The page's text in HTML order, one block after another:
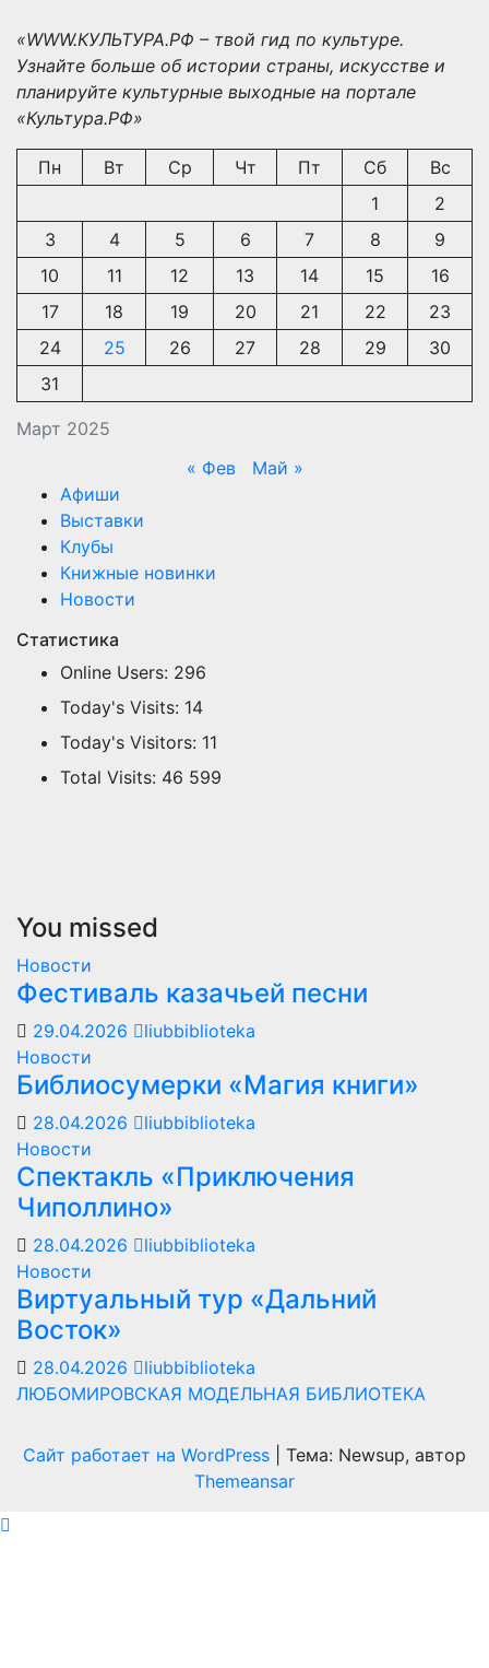
«WWW.КУЛЬТУРА.РФ – твой гид по культуре.
Узнайте больше об истории страны, искусстве и
планируйте культурные выходные на портале
«Культура.РФ»
Март 2025
Пн Вт Ср Чт Пт Сб
Вс
1
2
3
4 5 6 7 8
9
10
11 12 13 14 15
16
17
18 19 20 21 22
23
24
25 26 27 28 29
30
31
« Фев
Май »
Афиши
Выставки
Клубы
Книжные новинки
Новости
Статистика
Online Users: 296
Today's Visits: 14
Today's Visitors: 11
Total Visits: 46 599
You missed
Новости
Фестиваль казачьей песни
29.04.2026
liubbiblioteka
Новости
Библиосумерки «Магия книги»
28.04.2026
liubbiblioteka
Новости
Спектакль «Приключения
Чиполлино»
28.04.2026
liubbiblioteka
Новости
Виртуальный тур «Дальний
Восток»
28.04.2026
liubbiblioteka
ЛЮБОМИРОВСКАЯ МОДЕЛЬНАЯ БИБЛИОТЕКА
Сайт работает на WordPress
Тема: Newsup, автор
Themeansar